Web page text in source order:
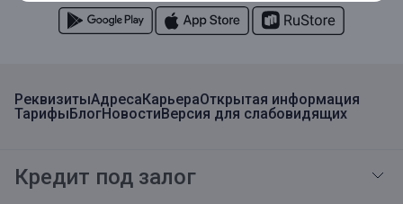
РеквизитыАдресаКарьераОткрытая информация
ТарифыБлогНовостиВерсия для слабовидящих
Кредит под залог